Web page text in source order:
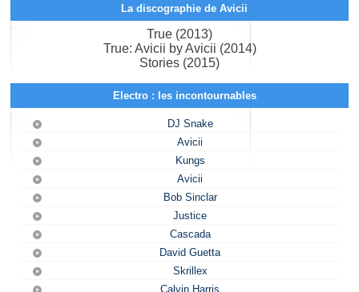
La discographie de Avicii
True (2013)
True: Avicii by Avicii (2014)
Stories (2015)
Electro : les incontournables
DJ Snake
Avicii
Kungs
Avicii
Bob Sinclar
Justice
Cascada
David Guetta
Skrillex
Calvin Harris